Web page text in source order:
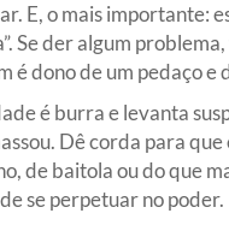
E, o mais importante:
Se der algum
é dono de um pedaço e
é burra e levanta
Dê corda para
de baitola ou do que
se perpetuar no poder.